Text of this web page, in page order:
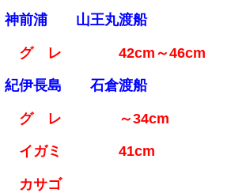
神前浦 山王丸渡船
グ レ 42cm～46cm
紀伊長島 石倉渡船
グ レ ～34cm
イガミ 41cm
カサゴ